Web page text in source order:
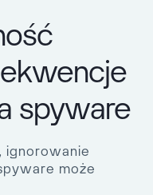
spyware
ignorowanie
może